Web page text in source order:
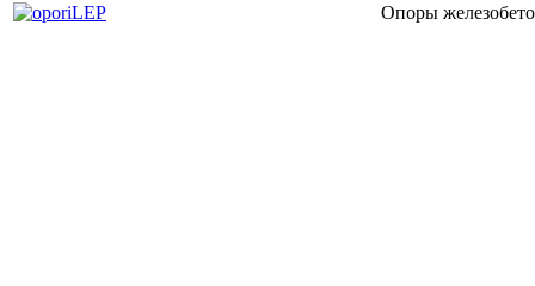
Опоры